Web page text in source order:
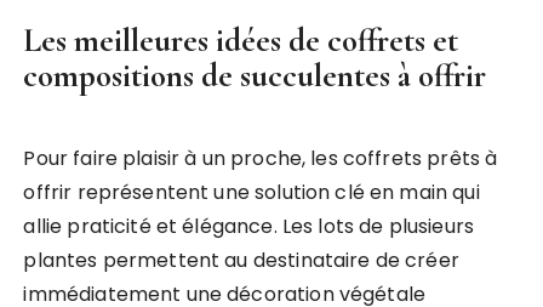
Les meilleures idées de coffrets et
compositions de succulentes à offrir
Pour faire plaisir à un proche, les coffrets prêts à
offrir représentent une solution clé en main qui
allie praticité et élégance. Les lots de plusieurs
plantes permettent au destinataire de créer
immédiatement une décoration végétale